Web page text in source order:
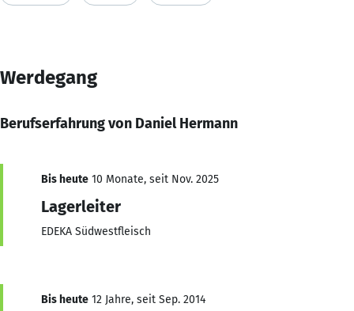
Werdegang
Berufserfahrung von Daniel Hermann
Bis heute 10 Monate, seit Nov. 2025
Lagerleiter
EDEKA Südwestfleisch
Bis heute 12 Jahre, seit Sep. 2014